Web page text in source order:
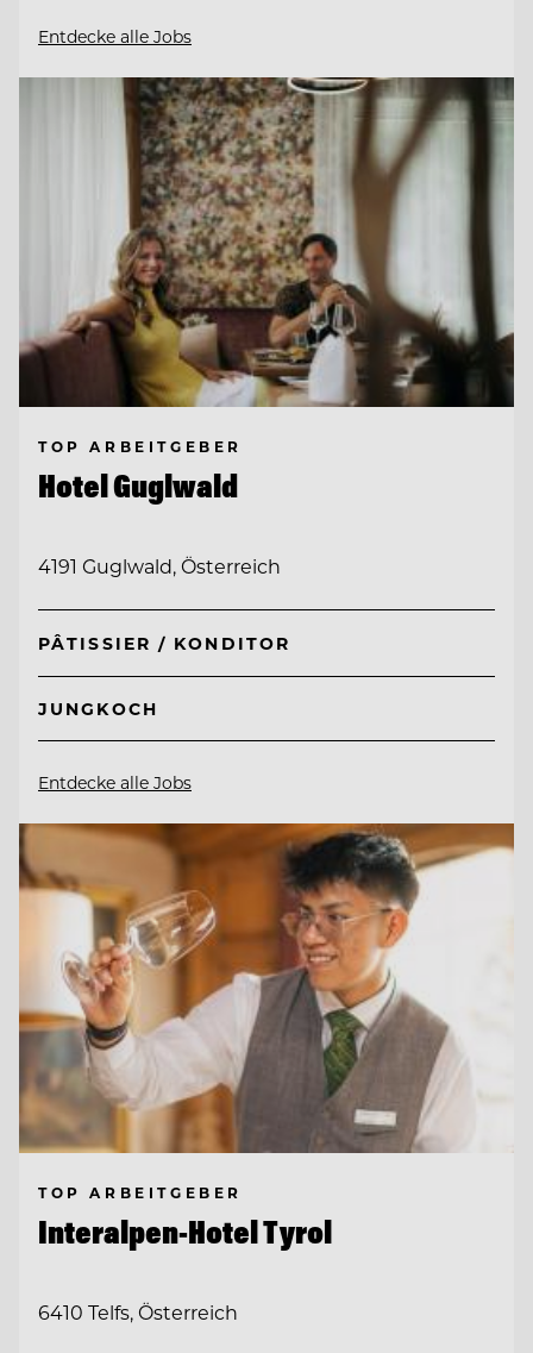
Entdecke alle Jobs
TOP ARBEITGEBER
Hotel Guglwald
4191 Guglwald, Österreich
PÂTISSIER / KONDITOR
JUNGKOCH
Entdecke alle Jobs
TOP ARBEITGEBER
Interalpen-Hotel Tyrol
6410 Telfs, Österreich